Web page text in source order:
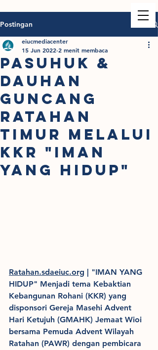
Postingan
PASUHUK &
DAUHAN
GUNCANG
RATAHAN
TIMUR MELALUI
KKR "IMAN
YANG HIDUP"
eiucmediacenter
15 Jun 2022 2 menit membaca
Ratahan.sdaeiuc.org | "IMAN YANG
HIDUP" Menjadi tema Kebaktian
Kebangunan Rohani (KKR) yang
disponsori Gereja Masehi Advent
Hari Ketujuh (GMAHK) Jemaat Wioi
bersama Pemuda Advent Wilayah
Ratahan (PAWR) dengan pembicara